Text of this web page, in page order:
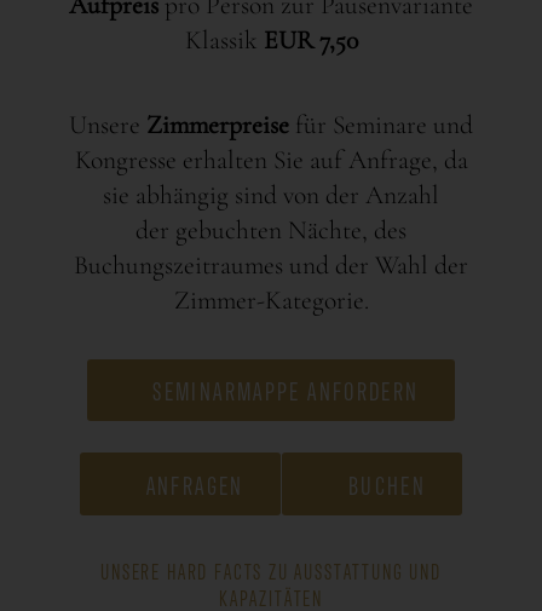
Klassik EUR 7,50
Unsere Zimmerpreise für Seminare und
Kongresse erhalten Sie auf Anfrage, da
sie abhängig sind von der Anzahl
der gebuchten Nächte, des
Buchungszeitraumes und der Wahl der
Zimmer-Kategorie.
SEMINARMAPPE ANFORDERN
ANFRAGEN BUCHEN
UNSERE HARD FACTS ZU AUSSTATTUNG UND
KAPAZITÄTEN